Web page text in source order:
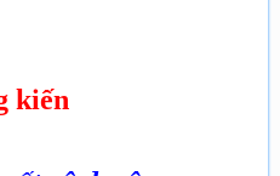
kiến